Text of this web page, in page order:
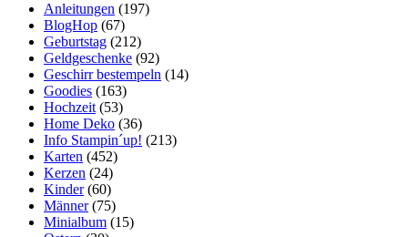
Anleitungen (197)
BlogHop (67)
Geburtstag (212)
Geldgeschenke (92)
Geschirr bestempeln (14)
Goodies (163)
Hochzeit (53)
Home Deko (36)
Info Stampin´up! (213)
Karten (452)
Kerzen (24)
Kinder(60)
Männer(75)
Minialbum (15)